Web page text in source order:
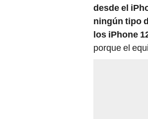
desde el
ningún tipo
los iPhone
porque el